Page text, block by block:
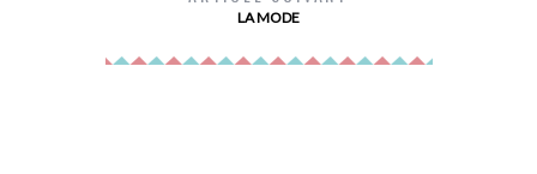
LA MODE